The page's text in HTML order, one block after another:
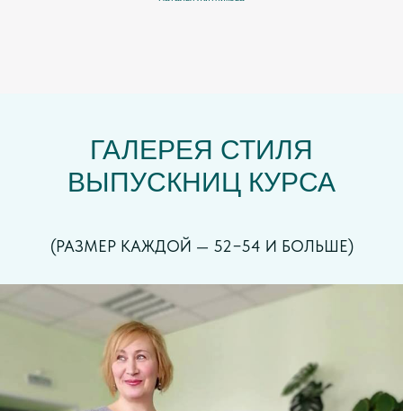
ГАЛЕРЕЯ СТИЛЯ
ВЫПУСКНИЦ КУРСА
(РАЗМЕР КАЖДОЙ — 52−54 И БОЛЬШЕ)